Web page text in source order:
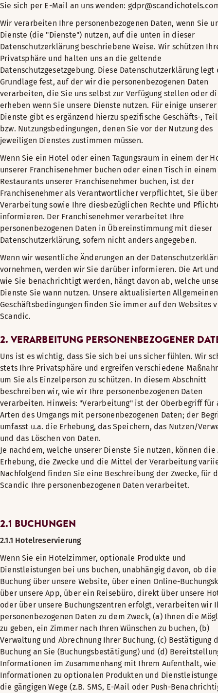
Sie sich per E-Mail an uns wenden:
Wir verarbeiten Ihre personenbezogenen Daten, wenn Sie
Dienste (die "Dienste") nutzen, auf die unten in dieser
Datenschutzerklärung beschriebene Weise. Wir schützen
Privatsphäre und halten uns an die geltende
Datenschutzgesetzgebung. Diese Datenschutzerklärung legt
Grundlage fest, auf der wir die personenbezogenen Daten
verarbeiten, die Sie uns selbst zur Verfügung stellen oder
erheben wenn Sie unsere Dienste nutzen. Für einige unserer
Dienste gibt es ergänzend hierzu spezifische Geschäfts-,
bzw. Nutzungsbedingungen, denen Sie vor der Nutzung des
jeweiligen Dienstes zustimmen müssen.
Wenn Sie ein Hotel oder einen Tagungsraum in einem der
unserer Franchisenehmer buchen oder einen Tisch in
Restaurants unserer Franchisenehmer buchen, ist der
Franchisenehmer als Verantwortlicher verpflichtet, Sie
Verarbeitung sowie Ihre diesbezüglichen Rechte und
informieren. Der Franchisenehmer verarbeitet Ihre
personenbezogenen Daten in Übereinstimmung mit dieser
Datenschutzerklärung, sofern nicht anders angegeben.
Wenn wir wesentliche Änderungen an der
vornehmen, werden wir Sie darüber informieren. Die Art
wie Sie benachrichtigt werden, hängt davon ab, welche
Dienste Sie wann nutzen. Unsere aktualisierten Allgemeinen
Geschäftsbedingungen finden Sie immer auf den Websites
Scandic.
2. VERARBEITUNG PERSONENBEZOGENER
Uns ist es wichtig, dass Sie sich bei uns sicher fühlen. Wir
stets Ihre Privatsphäre und ergreifen verschiedene
um Sie als Einzelperson zu schützen. In diesem Abschnitt
beschreiben wir, wie wir Ihre personenbezogenen Daten
verarbeiten. Hinweis: "Verarbeitung" ist der Oberbegriff für
Arten des Umgangs mit personenbezogenen Daten; der
umfasst u.a. die Erhebung, das Speichern, das Nutzen/
und das Löschen von Daten.
Je nachdem, welche unserer Dienste Sie nutzen, können
Erhebung, die Zwecke und die Mittel der Verarbeitung
Nachfolgend finden Sie eine Beschreibung der Zwecke, für
Scandic Ihre personenbezogenen Daten verarbeitet.
2.1 BUCHUNGEN
2.1.1 Hotelreservierung
Wenn Sie ein Hotelzimmer, optionale Produkte und
Dienstleistungen bei uns buchen, unabhängig davon, ob die
Buchung über unsere Website, über einen Online-
über unsere App, über ein Reisebüro, direkt über unsere
oder über unsere Buchungszentren erfolgt, verarbeiten wir
personenbezogenen Daten zu dem Zweck, (a) Ihnen die
zu geben, ein Zimmer nach Ihren Wünschen zu buchen, (b)
Verwaltung und Abrechnung Ihrer Buchung, (c) Bestätigung
Buchung an Sie (Buchungsbestätigung) und (d)
Informationen im Zusammenhang mit Ihrem Aufenthalt, wie
Informationen zu optionalen Produkten und
die gängigen Wege (z.B. SMS, E-Mail oder Push-